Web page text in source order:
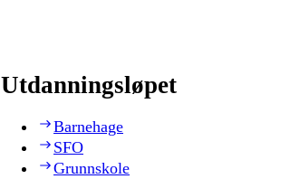
Utdanningsløpet
Barnehage
SFO
Grunnskole